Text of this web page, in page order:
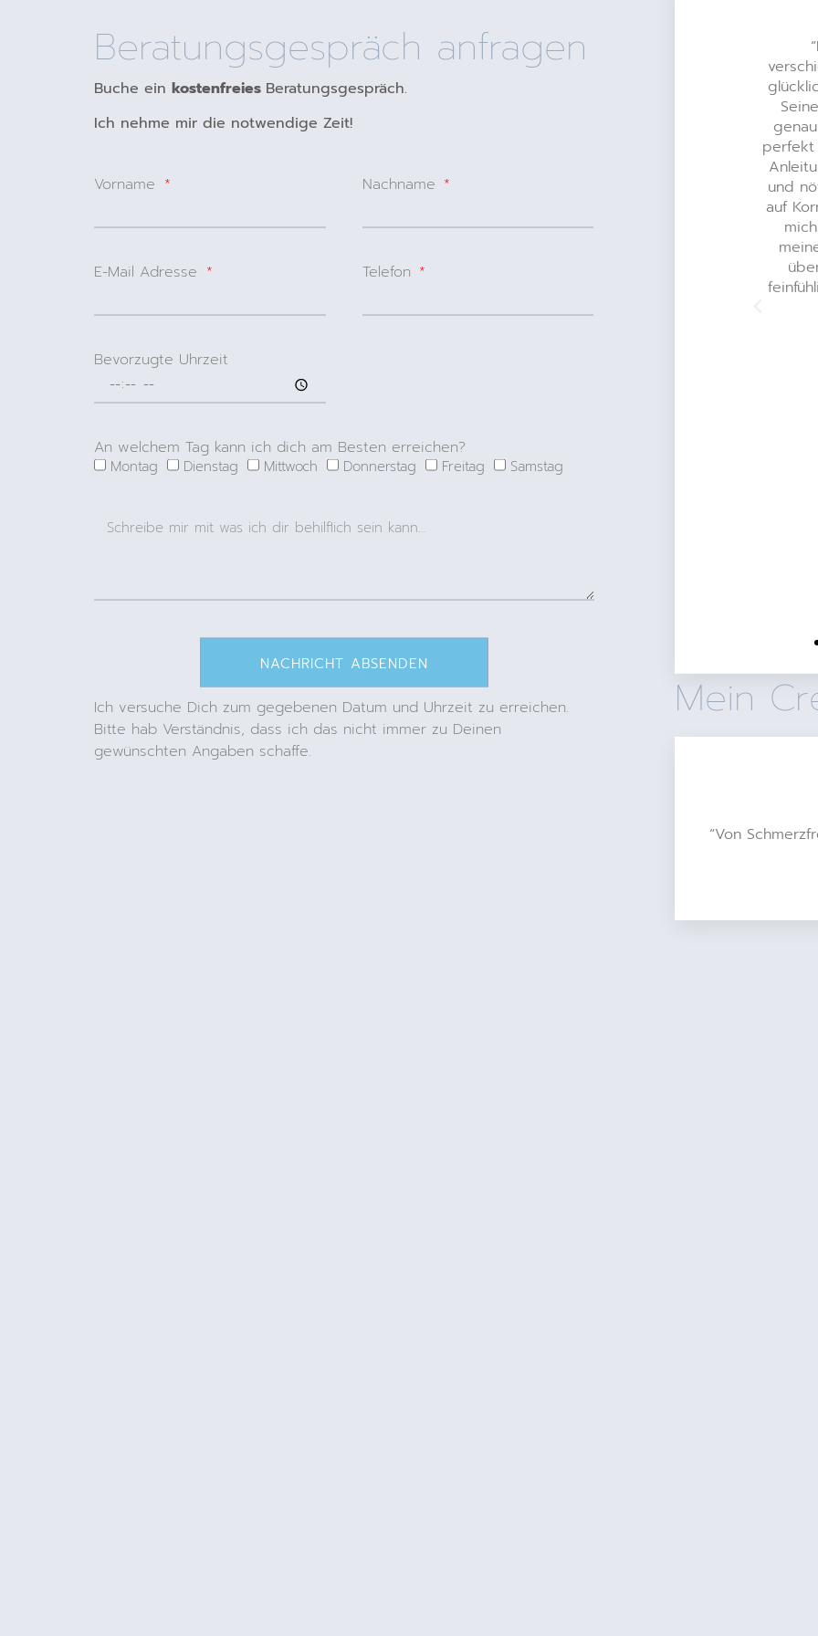
Beratungsgespräch anfragen
Buche einkostenfreies Beratungsgespräch.
Ich nehme mir die notwendige Zeit!
Vorname Nachname
E-Mail Adresse Telefon
Bevorzugte Uhrzeit
An welchem Tag kann ich dich am Besten erreichen?
Montag Dienstag Mittwoch Donnerstag Freitag Samstag
NACHRICHT ABSENDEN
Ich versuche Dich zum gegebenen Datum und Uhrzeit zu erreichen.
Bitte hab Verständnis, dass ich das nicht immer zu Deinen
gewünschten Angaben schaffe.
"Andreas Lutz ist ein äußert kompetenter
Therapeut, der sich viel Zeit genommen
Köpertherapie überzeugt. Besonders
während der ersten Behandlung eine
― Paula B. ―
und
auf
Mein
“Von